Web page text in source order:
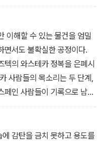
이해할 수 있는 물건을 엄밀
면서도 불확실한 공정이다.
텍의 와스테카 정복을 은폐시
사람들의 목소리는 두 단계,
페인 사람들이 기록으로 남긴
감탄을 금치 못하고 용도를